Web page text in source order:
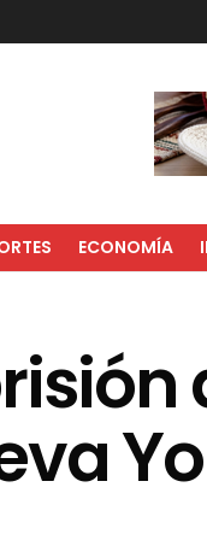
ECONOMÍA